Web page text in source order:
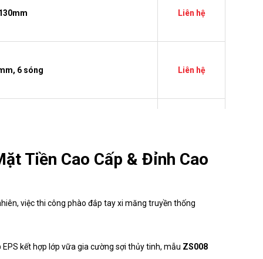
Liên hệ
6 sóng Liên hệ
Liên hệ
Tiền Cao Cấp & Đỉnh Cao
việc thi công phào đắp tay xi măng truyền thống
kết hợp lớp vữa gia cường sợi thủy tinh, mẫu ZS008